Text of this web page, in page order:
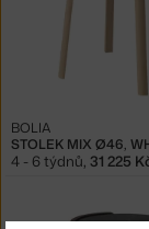
BOLIA
4 - 6 týdnů, 31 225